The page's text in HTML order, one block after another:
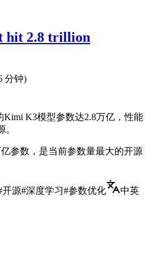
hit 2.8 trillion
分钟)
Kimi K3模型参数达2.8万亿，性能
。
参数，是当前参数量最大的开源
开源#深度学习#参数优化
中英